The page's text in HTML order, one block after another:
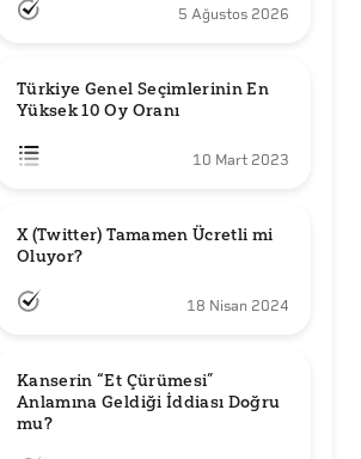
5 Ağustos 2026
Türkiye Genel Seçimlerinin En
Yüksek 10 Oy Oranı
10 Mart 2023
X (Twitter) Tamamen Ücretli mi
Oluyor?
18 Nisan 2024
Kanserin “Et Çürümesi”
Anlamına Geldiği İddiası Doğru
mu?